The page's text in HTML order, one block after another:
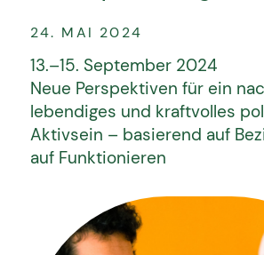
24. MAI 2024
13.–15. September 2024
Neue Perspektiven für ein
lebendiges und kraftvolles
Aktivsein – basierend auf
auf Funktionieren